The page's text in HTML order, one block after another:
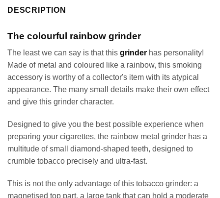
DESCRIPTION
The colourful rainbow grinder
The least we can say is that this grinder has personality!
Made of metal and coloured like a rainbow, this smoking
accessory is worthy of a collector's item with its atypical
appearance. The many small details make their own effect
and give this grinder character.
Designed to give you the best possible experience when
preparing your cigarettes, the rainbow metal grinder has a
multitude of small diamond-shaped teeth, designed to
crumble tobacco precisely and ultra-fast.
This is not the only advantage of this tobacco grinder: a
magnetised top part, a large tank that can hold a moderate